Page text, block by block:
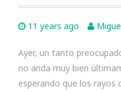
11 years ago
Ayer, un tanto
no anda muy bien
esperando que los rayos